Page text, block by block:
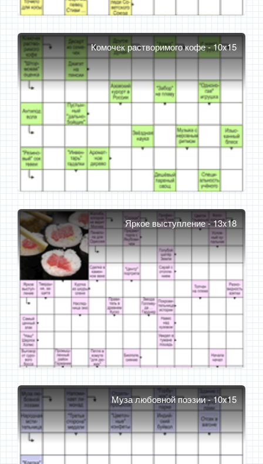
Комочек растворимого кофе - 10x15
Яркое выступление - 13x18
Муза любовной поэзии - 10x15